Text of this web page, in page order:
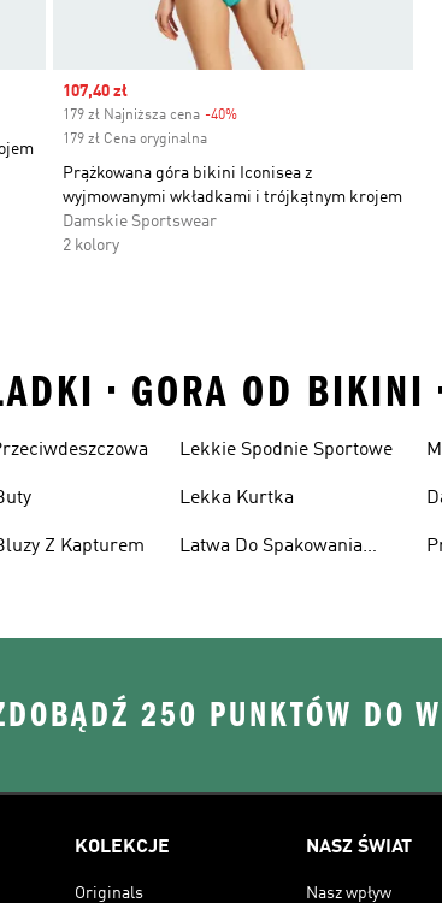
Sale price
107,40 zł
179 zł Najniższa cena -40%Discount
179 zł Cena oryginalna
Prążkowana góra bikini Iconisea z
wyjmowanymi wkładkami i trójkątnym krojem
Damskie Sportswear
2 kolory
• GORA OD
Z Kapturem
Lekkie Spodnie Sportowe
Lekka Kurtka
Latwa Do Spakowania
250 PUNKTÓW DO
KOLEKCJE
Originals
NASZ ŚWIAT
Nasz wpływ